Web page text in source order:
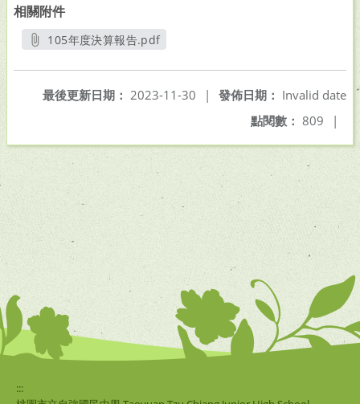
相關附件
105年度決算報告.pdf
發佈日期： Invalid date
最後更新日期： 2023-11-30
|
點閱數： 809 |
:::